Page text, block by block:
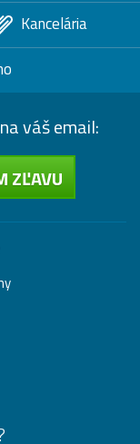
Kancelária
váš email:
ZĽAVU